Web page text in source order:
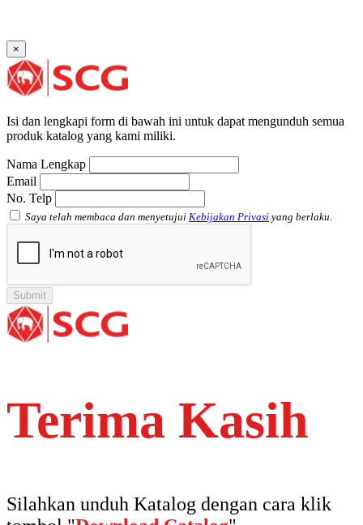
Plug SCG AW
Shinkolite
Atap Akrilik Shinkolite Shade
×
Isi dan lengkapi form di bawah ini untuk dapat mengunduh semua
produk katalog yang kami miliki.
Nama Lengkap
Email
No. Telp
Saya telah membaca dan menyetujui Kebijakan Privasi yang berlaku.
Terima Kasih
Silahkan unduh Katalog dengan cara klik